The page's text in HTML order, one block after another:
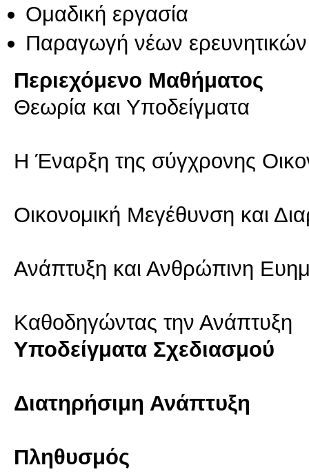
Ομαδική εργασία
Παραγωγή νέων
Περιεχόμενο Μαθήματος
Θεωρία και Υποδείγματα
Η Έναρξη της σύγχρονης
Οικονομική Μεγέθυνση και
Ανάπτυξη και Ανθρώπινη
Καθοδηγώντας την Ανάπτυξη
Υποδείγματα Σχεδιασμού
Διατηρήσιμη Ανάπτυξη
Πληθυσμός